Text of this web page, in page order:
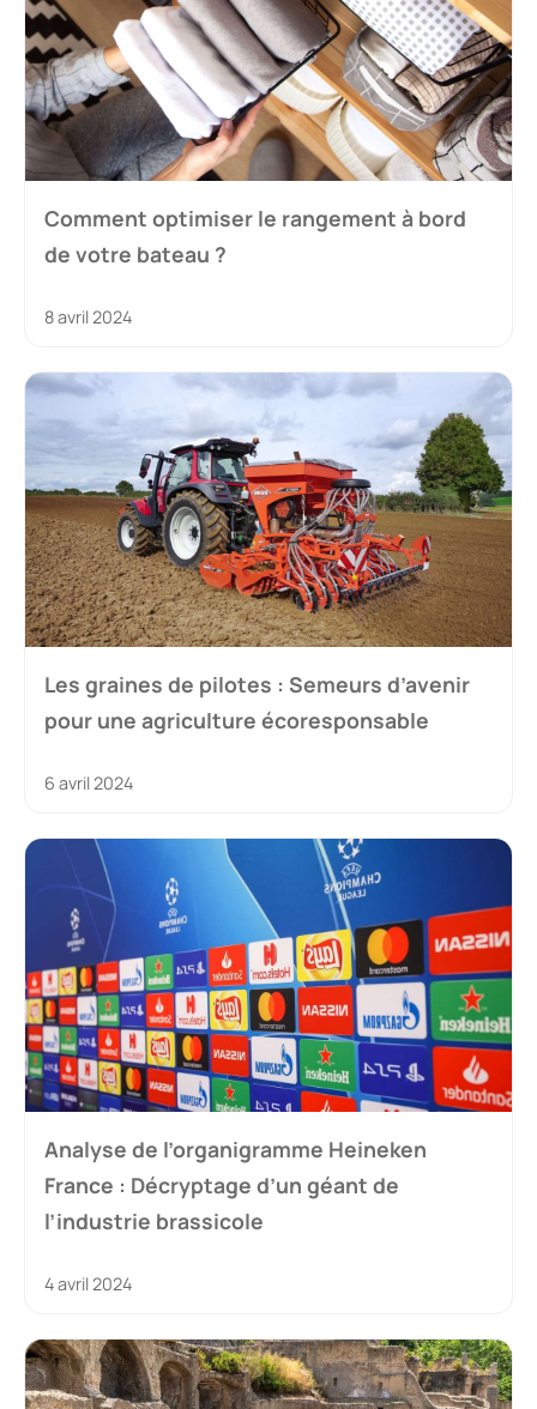
Comment optimiser le rangement à bord
de votre bateau ?
8 avril 2024
Les graines de pilotes : Semeurs d’avenir
pour une agriculture écoresponsable
6 avril 2024
Analyse de l’organigramme Heineken
France : Décryptage d’un géant de
l’industrie brassicole
4 avril 2024